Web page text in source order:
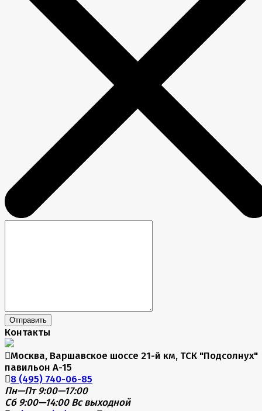
Отправить
Контакты
Москва, Варшавское шоссе 21-й км, ТСК "Подсолнух"
павильон А-15
8 (495) 740-06-85
Пн—Пт 9:00—17:00
Сб 9:00—14:00 Вс выходной